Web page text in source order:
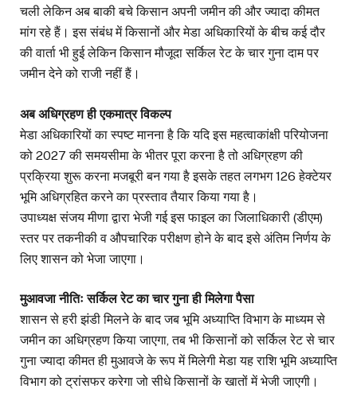
चली लेकिन अब बाकी बचे किसान अपनी जमीन की और ज्यादा कीमत
मांग रहे हैं। इस संबंध में किसानों और मेडा अधिकारियों के बीच कई दौर
की वार्ता भी हुई लेकिन किसान मौजूदा सर्किल रेट के चार गुना दाम पर
जमीन देने को राजी नहीं हैं।
अब अधिग्रहण ही एकमात्र विकल्प
मेडा अधिकारियों का स्पष्ट मानना है कि यदि इस महत्वाकांक्षी परियोजना
को 2027 की समयसीमा के भीतर पूरा करना है तो अधिग्रहण की
प्रक्रिया शुरू करना मजबूरी बन गया है इसके तहत लगभग 126 हेक्टेयर
भूमि अधिग्रहित करने का प्रस्ताव तैयार किया गया है।
उपाध्यक्ष संजय मीणा द्वारा भेजी गई इस फाइल का जिलाधिकारी (डीएम)
स्तर पर तकनीकी व औपचारिक परीक्षण होने के बाद इसे अंतिम निर्णय के
लिए शासन को भेजा जाएगा।
मुआवजा नीतिः सर्किल रेट का चार गुना ही मिलेगा पैसा
शासन से हरी झंडी मिलने के बाद जब भूमि अध्याप्ति विभाग के माध्यम से
जमीन का अधिग्रहण किया जाएगा, तब भी किसानों को सर्किल रेट से चार
गुना ज्यादा कीमत ही मुआवजे के रूप में मिलेगी मेडा यह राशि भूमि अध्याप्ति
विभाग को ट्रांसफर करेगा जो सीधे किसानों के खातों में भेजी जाएगी।